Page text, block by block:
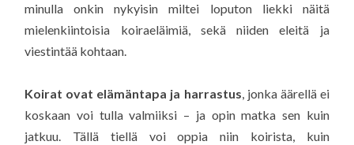
minulla onkin nykyisin miltei loputon liekki näitä
mielenkiintoisia koiraeläimiä, sekä niiden eleitä ja
viestintää kohtaan.
Koirat ovat elämäntapa ja harrastus, jonka äärellä ei
koskaan voi tulla valmiiksi – ja opin matka sen kuin
jatkuu. Tällä tiellä voi oppia niin koirista, kuin